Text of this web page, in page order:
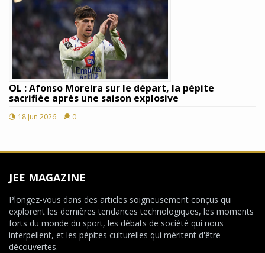
OL : Afonso Moreira sur le départ, la pépite
sacrifiée après une saison explosive
18 Jun 2026 0
JEE MAGAZINE
Plongez-vous dans des articles soigneusement conçus qui
explorent les dernières tendances technologiques, les moments
forts du monde du sport, les débats de société qui nous
interpellent, et les pépites culturelles qui méritent d'être
découvertes.